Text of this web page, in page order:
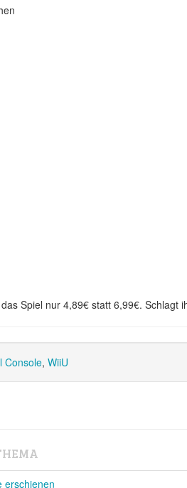
Spiel nur 4,89€ statt 6,99€. Schlagt
Console, WiiU
erschienen